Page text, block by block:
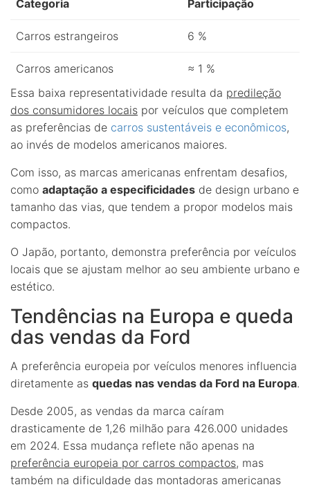
Categoria Participação
Carros estrangeiros 6 %
Carros americanos
≈ 1 %
Essa baixa representatividade resulta da predileção
dos consumidores locais por veículos que completem
as preferências de carros sustentáveis e econômicos,
ao invés de modelos americanos maiores.
Com isso, as marcas americanas enfrentam desafios,
como adaptação a especificidades de design urbano e
tamanho das vias, que tendem a propor modelos mais
compactos.
O Japão, portanto, demonstra preferência por veículos
locais que se ajustam melhor ao seu ambiente urbano e
estético.
Tendências na Europa e queda
das vendas da Ford
A preferência europeia por veículos menores influencia
diretamente as quedas nas vendas da Ford na Europa.
Desde 2005, as vendas da marca caíram
drasticamente de 1,26 milhão para 426.000 unidades
em 2024. Essa mudança reflete não apenas na
preferência europeia por carros compactos, mas
também na dificuldade das montadoras americanas